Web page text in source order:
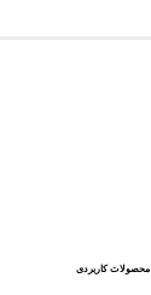
محصولات کاربردی